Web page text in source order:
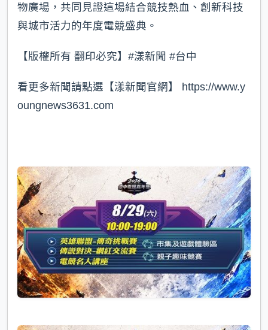
物廣場，共同見證這場結合競技熱血、創新科技
與城市活力的年度電競盛典。
【版權所有 翻印必究】#漾新聞 #台中
看更多新聞請點選【漾新聞官網】 https://www.y
oungnews3631.com